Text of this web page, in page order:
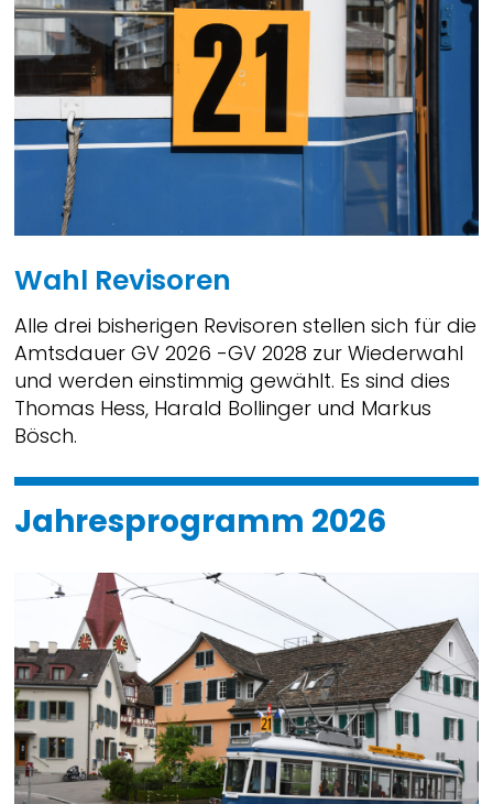
Wahl Revisoren
Alle drei bisherigen Revisoren stellen sich für die
Amtsdauer GV 2026 -GV 2028 zur Wiederwahl
und werden einstimmig gewählt. Es sind dies
Thomas Hess, Harald Bollinger und Markus
Bösch.
Jahresprogramm 2026